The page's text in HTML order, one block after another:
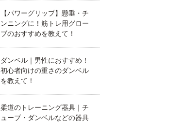
【パワーグリップ】懸垂・チ
ンニングに！筋トレ用グロー
ブのおすすめを教えて！
ダンベル｜男性におすすめ！
初心者向けの重さのダンベル
を教えて！
柔道のトレーニング器具｜チ
ューブ・ダンベルなどの器具